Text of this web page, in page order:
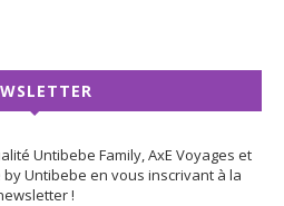
Untibebe Family, AxE Voyages et
Untibebe en vous inscrivant à la
!